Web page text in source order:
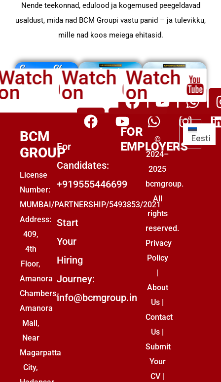
Kuu
Kahveltõstuki
operaator
Palk:
€750
– €
850 /
Kuu
Profiil:
CNC-
operaator
Riik:
Germany
Salary:
€750
– €
850 /
Kuu
Nende teekonnad, edulood ja kogemused peegeldavad
usaldust, mida nad BCM Groupi vastu panid – ja tulevikku,
mille nad koos meiega ehitasid.
Watch
on
Watch
on
BCM
GROUP
License
Number:
MUMBAI/PARTNERSHIP/5493853/2021
Address:
409,
4th
Floor,
Amanora
Chambers,
Amanora
Mall,
Near
Magarpatta
City,
For
Candidates:
+919555446699
Start
Your
Hiring
Journey:
info@bcmgroup.in
FOR
EMPLOYERS
©
2024–
2025
bcmgroup.
All
rights
reserved.
Privacy
Policy
|
About
Us |
Contact
Us |
Submit
Your
CV |
Eesti